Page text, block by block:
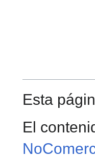
Esta
El